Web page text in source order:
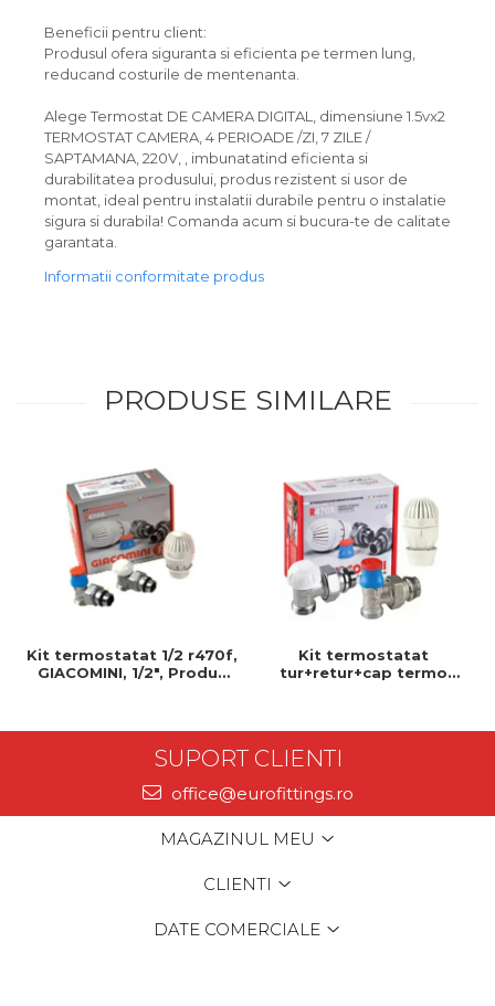
Beneficii pentru client:
Produsul ofera siguranta si eficienta pe termen lung,
reducand costurile de mentenanta.
Alege Termostat DE CAMERA DIGITAL, dimensiune 1.5vx2
TERMOSTAT CAMERA, 4 PERIOADE /ZI, 7 ZILE /
SAPTAMANA, 220V, , imbunatatind eficienta si
durabilitatea produsului, produs rezistent si usor de
montat, ideal pentru instalatii durabile pentru o instalatie
sigura si durabila! Comanda acum si bucura-te de calitate
garantata.
Informatii conformitate produs
PRODUSE SIMILARE
Kit termostatat 1/2 r470f,
GIACOMINI, 1/2", Produs
Kit termostatat
tur+retur+cap termo
SUPORT CLIENTI
office@eurofittings.ro
MAGAZINUL MEU
CLIENTI
DATE COMERCIALE